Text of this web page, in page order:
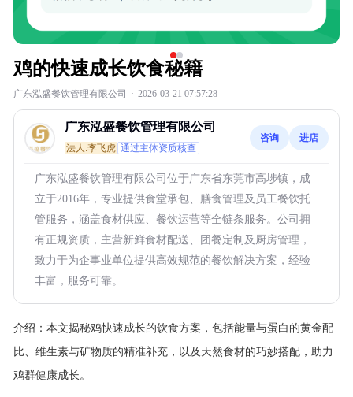
鸡的快速成长饮食秘籍
广东泓盛餐饮管理有限公司 · 2026-03-21 07:57:28
广东泓盛餐饮管理有限公司
法人:李飞虎 通过主体资质核查
咨询 进店
广东泓盛餐饮管理有限公司位于广东省东莞市高埗镇，成
立于2016年，专业提供食堂承包、膳食管理及员工餐饮托
管服务，涵盖食材供应、餐饮运营等全链条服务。公司拥
有正规资质，主营新鲜食材配送、团餐定制及厨房管理，
致力于为企事业单位提供高效规范的餐饮解决方案，经验
丰富，服务可靠。
介绍： 本文揭秘鸡快速成长的饮食方案，包括能量与蛋白的黄金配
比、维生素与矿物质的精准补充，以及天然食材的巧妙搭配，助力
鸡群健康成长。